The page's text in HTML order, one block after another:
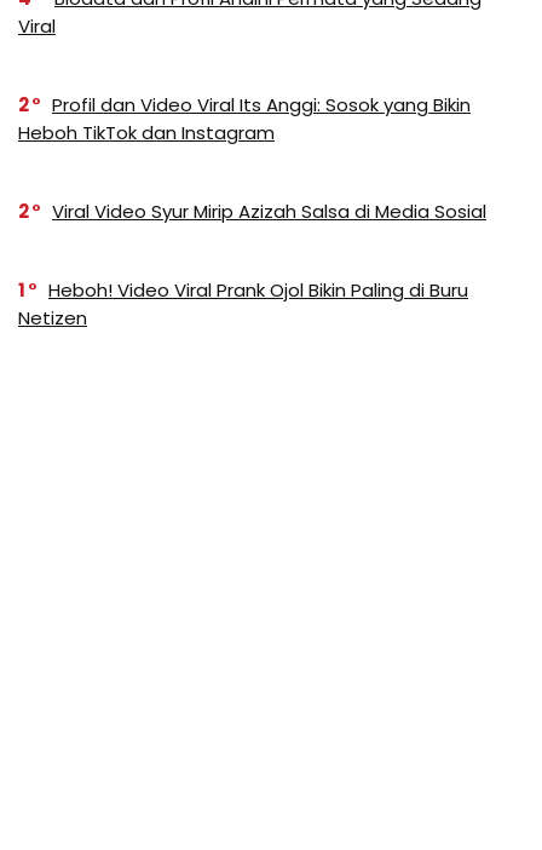
Viral
2
Profil dan Video Viral Its Anggi: Sosok yang Bikin
Heboh TikTok dan Instagram
2 Viral Video Syur Mirip Azizah Salsa di Media Sosial
1
Heboh! Video Viral Prank Ojol Bikin Paling di Buru
Netizen